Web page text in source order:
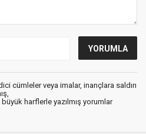
cümleler veya imalar, inançlara saldırı
harflerle yazılmış yorumlar